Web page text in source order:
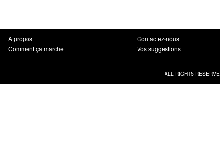
À propos
Comment ça marche
Contactez-nous
Vos suggestions
ALL RIGHTS